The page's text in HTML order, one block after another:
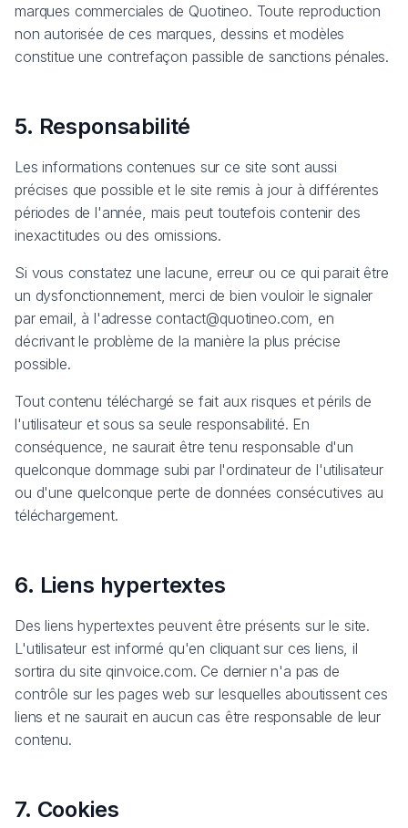
marques commerciales de Quotineo. Toute reproduction
non autorisée de ces marques, dessins et modèles
constitue une contrefaçon passible de sanctions pénales.
5. Responsabilité
Les informations contenues sur ce site sont aussi
précises que possible et le site remis à jour à différentes
périodes de l'année, mais peut toutefois contenir des
inexactitudes ou des omissions.
Si vous constatez une lacune, erreur ou ce qui parait être
un dysfonctionnement, merci de bien vouloir le signaler
par email, à l'adresse contact@quotineo.com, en
décrivant le problème de la manière la plus précise
possible.
Tout contenu téléchargé se fait aux risques et périls de
l'utilisateur et sous sa seule responsabilité. En
conséquence, ne saurait être tenu responsable d'un
quelconque dommage subi par l'ordinateur de l'utilisateur
ou d'une quelconque perte de données consécutives au
téléchargement.
6. Liens hypertextes
Des liens hypertextes peuvent être présents sur le site.
L'utilisateur est informé qu'en cliquant sur ces liens, il
sortira du site qinvoice.com. Ce dernier n'a pas de
contrôle sur les pages web sur lesquelles aboutissent ces
liens et ne saurait en aucun cas être responsable de leur
contenu.
7. Cookies